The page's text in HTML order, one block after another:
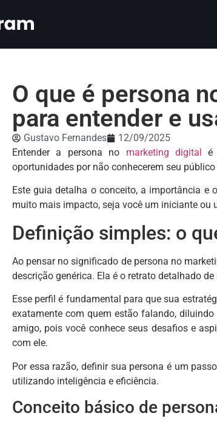
O que é persona
para entender e
Gustavo Fernandes
12/09/2025
Entender a persona no marketing digital é
oportunidades por não conhecerem seu
Este guia detalha o conceito, a importância e
muito mais impacto, seja você um iniciante ou
Definição simples: o
Ao pensar no significado de persona no
descrição genérica. Ela é o retrato detalhado
Esse perfil é fundamental para que sua
exatamente com quem estão falando,
amigo, pois você conhece seus desafios e
com ele.
Por essa razão, definir sua persona é um
utilizando inteligência e eficiência.
Conceito básico de